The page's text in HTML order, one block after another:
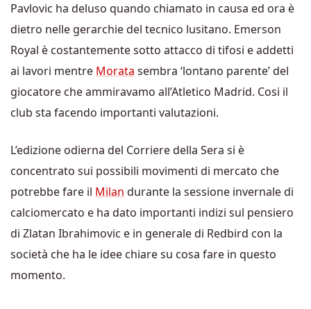
Pavlovic ha deluso quando chiamato in causa ed ora è
dietro nelle gerarchie del tecnico lusitano. Emerson
Royal è costantemente sotto attacco di tifosi e addetti
ai lavori mentre Morata sembra ‘lontano parente’ del
giocatore che ammiravamo all’Atletico Madrid. Cosi il
club sta facendo importanti valutazioni.
L’edizione odierna del Corriere della Sera si è
concentrato sui possibili movimenti di mercato che
potrebbe fare il Milan durante la sessione invernale di
calciomercato e ha dato importanti indizi sul pensiero
di Zlatan Ibrahimovic e in generale di Redbird con la
società che ha le idee chiare su cosa fare in questo
momento.